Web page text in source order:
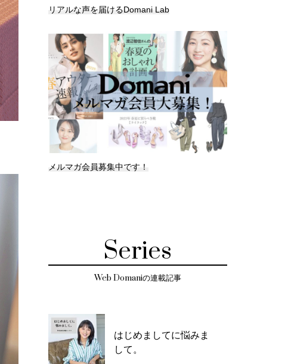
リアルな声を届けるDomani Lab
メルマガ会員募集中です！
Series
Web Domaniの連載記事
はじめましてに悩みま
して。